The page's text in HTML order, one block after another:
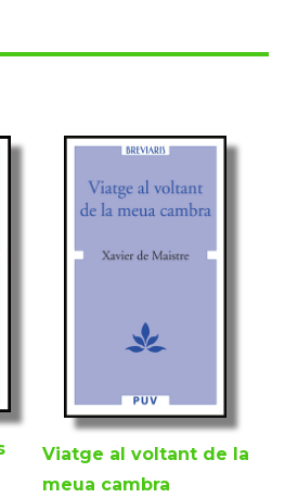
Viatge al voltant de la
meua cambra